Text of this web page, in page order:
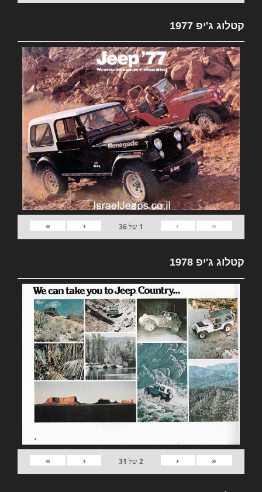
קטלוג ג'יפ 1977
«
‹
1 של36
›
»
קטלוג ג'יפ 1978
«
‹
2של 31
›
»